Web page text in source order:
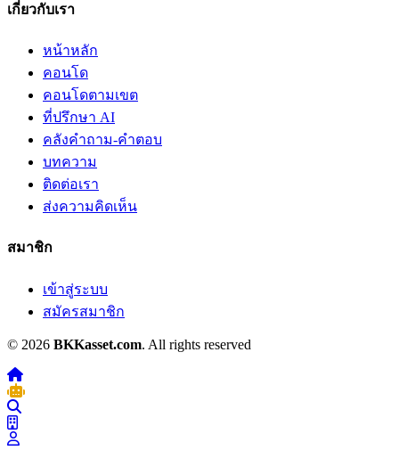
เกี่ยวกับเรา
หน้าหลัก
คอนโด
คอนโดตามเขต
ที่ปรึกษา AI
คลังคำถาม-คำตอบ
บทความ
ติดต่อเรา
ส่งความคิดเห็น
สมาชิก
เข้าสู่ระบบ
สมัครสมาชิก
© 2026 BKKasset.com. All rights reserved